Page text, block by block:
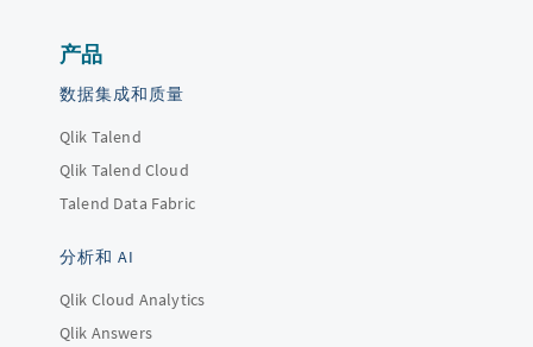
产品
数据集成和质量
Qlik Talend
Qlik Talend Cloud
Talend Data Fabric
分析和 AI
Qlik Cloud Analytics
Qlik Answers